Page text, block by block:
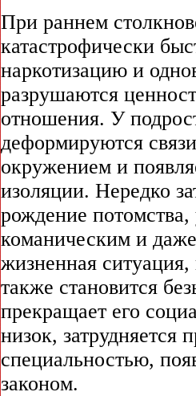
При раннем
катастрофически
наркотизацию и
разрушаются
отношения. У
деформируются
окружением и
изоляции. Нередко
рождение
команическим и
жизненная
также становится
прекращает его
низок, затрудняется
специальностью,
законом.